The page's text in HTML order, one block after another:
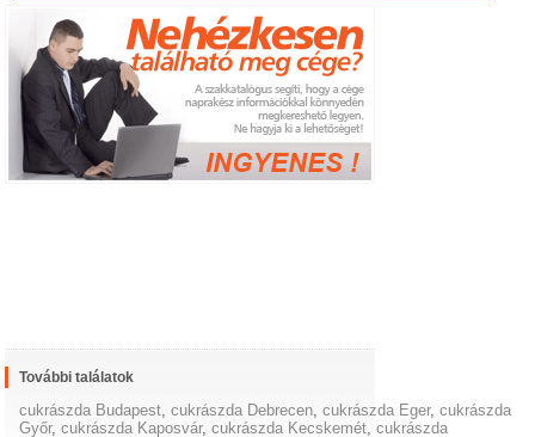
További találatok
cukrászda Budapest ,cukrászda Debrecen ,cukrászda Eger,cukrászda
Győr,cukrászda Kaposvár,cukrászda Kecskemét ,cukrászda